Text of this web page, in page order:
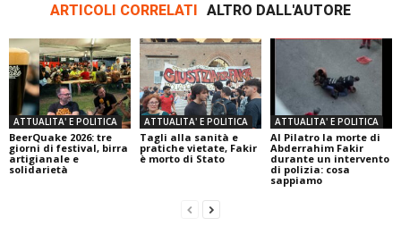
ARTICOLI CORRELATI ALTRO DALL'AUTORE
ATTUALITA' E POLITICA
BeerQuake 2026: tre
giorni di festival, birra
artigianale e
solidarietà
ATTUALITA' E POLITICA
Tagli alla sanità e
pratiche vietate, Fakir
è morto di Stato
ATTUALITA' E POLITICA
Al Pilatro la morte di
Abderrahim Fakir
durante un intervento
di polizia: cosa
sappiamo